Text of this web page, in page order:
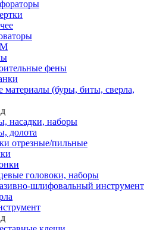
фены
материалы (буры, биты, сверла,
насадки, наборы
долота
отрезные/пильные
головоки, наборы
шлифовальный инструмент